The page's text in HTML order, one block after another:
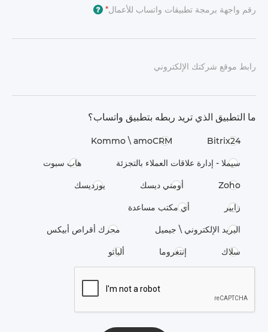
رقم واجهة برمجة تطبيقات واتساب للأعمال*
?
رابط موقع شركتك الإلكتروني
ما التطبيق الذي تريد ربطه بتطبيق واتساب؟
Bitrix24
Kommo \​ amoCRM
سيملا - إدارة علاقات العملاء بالتجزئة هاب سبوت
Zoho أومني ديسك يوزديسك
زابير أي مكتب مساعدة
البريد الإلكتروني \ جيميل محرك أقراص أبيكس
سلاك إنتغروما ألباتو